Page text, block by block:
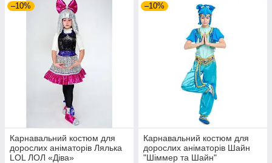
–10%
Карнавальний костюм для
дорослих аніматорів Лялька
LOL ЛОЛ «Діва»
–10%
Карнавальний костюм для
дорослих аніматорів Шайн
"Шіммер та Шайн"